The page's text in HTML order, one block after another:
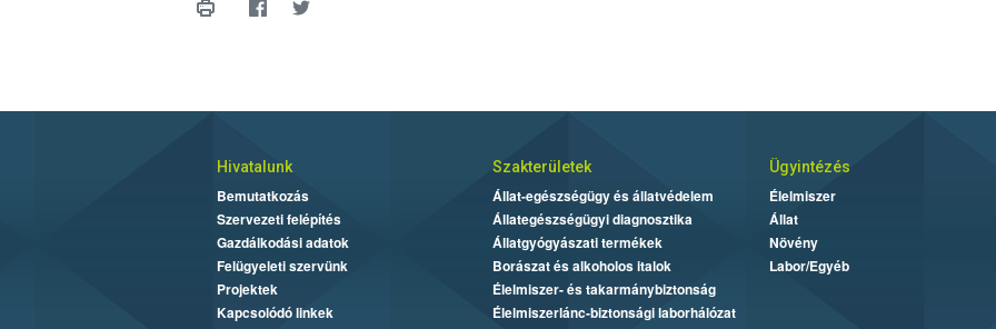
Hivatalunk
Bemutatkozás
Szervezeti felépítés
Gazdálkodási adatok
Felügyeleti szervünk
Projektek
Kapcsolódó linkek
Szakterületek
Állat-egészségügy és állatvédelem
Állategészségügyi diagnosztika
Állatgyógyászati termékek
Borászat és alkoholos italok
Élelmiszer- és takarmánybiztonság
Élelmiszerlánc-biztonsági laborhálózat
Ügyintézés
Élelmiszer
Állat
Növény
Labor/Egyéb